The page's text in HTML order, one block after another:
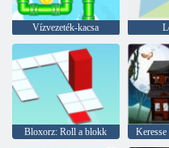
Vízvezeték-kacsa
Bloxorz: Roll a blokk